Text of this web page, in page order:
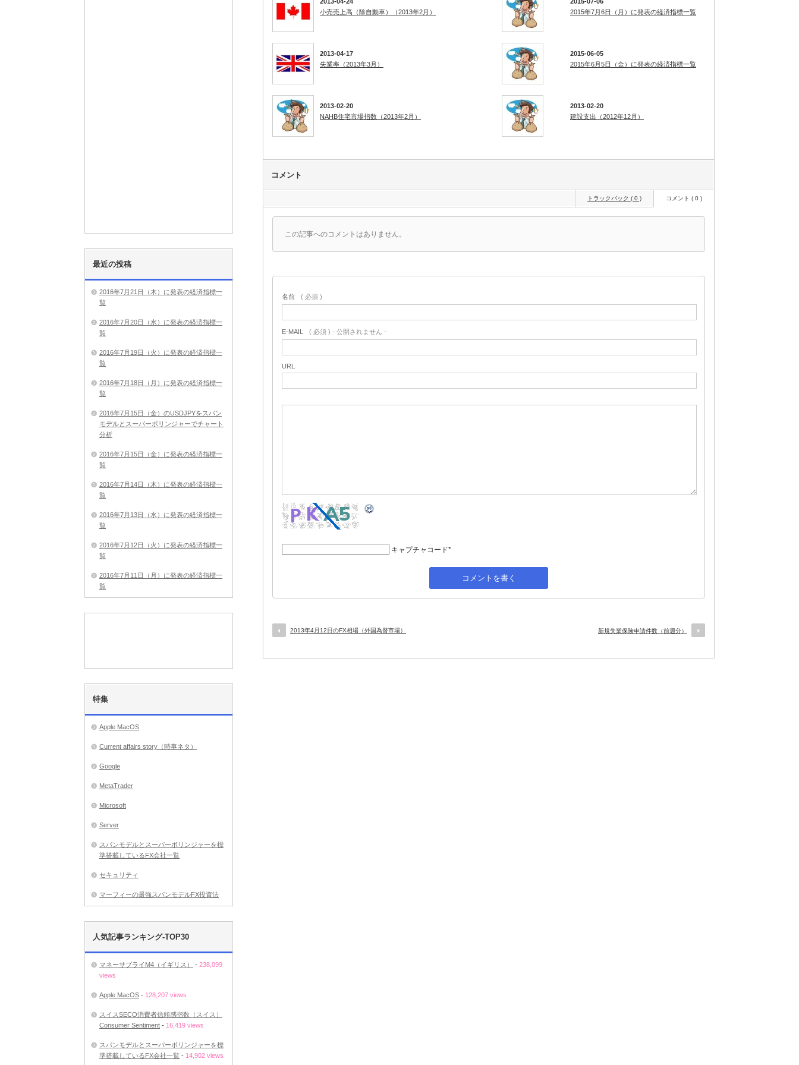
小売売上高（除自動車）（2013年2月）
2015年7月6日（月）に発表の経済指標一覧
2013-04-17
失業率（2013年3月）
2015-06-05
2015年6月5日（金）に発表の経済指標一覧
2013-02-20
NAHB住宅市場指数（2013年2月）
2013-02-20
建設支出（2012年12月）
コメント
トラックバック ( 0 ) コメント ( 0 )
この記事へのコメントはありません。
名前 ( 必須 )
E-MAIL ( 必須 ) - 公開されません -
URL
キャプチャコード*
2013年4月12日のFX相場（外国為替市場） 新規失業保険申請件数（前週分）
最近の投稿
2016年7月21日（木）に発表の経済指標一
覧
2016年7月20日（水）に発表の経済指標一
覧
2016年7月19日（火）に発表の経済指標一
覧
2016年7月18日（月）に発表の経済指標一
覧
2016年7月15日（金）のUSDJPYをスパン
モデルとスーパーボリンジャーでチャート
分析
2016年7月15日（金）に発表の経済指標一
覧
2016年7月14日（木）に発表の経済指標一
覧
2016年7月13日（水）に発表の経済指標一
覧
2016年7月12日（火）に発表の経済指標一
覧
2016年7月11日（月）に発表の経済指標一
覧
特集
Apple MacOS
Current affairs story（時事ネタ）
Google
MetaTrader
Microsoft
Server
スパンモデルとスーパーボリンジャーを標
準搭載しているFX会社一覧
セキュリティ
マーフィーの最強スパンモデルFX投資法
人気記事ランキング-TOP30
マネーサプライM4（イギリス） - 238,099
views
Apple MacOS - 128,207 views
スイスSECO消費者信頼感指数（スイス）
Consumer Sentiment - 16,419 views
スパンモデルとスーパーボリンジャーを標
準搭載しているFX会社一覧 - 14,902 views